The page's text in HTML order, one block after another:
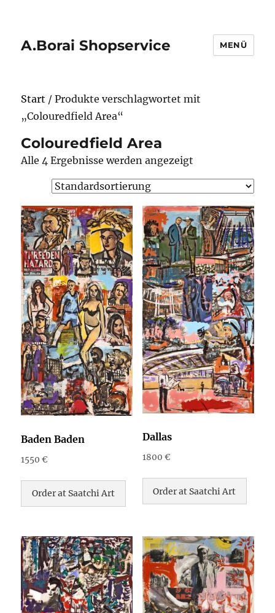
A.Borai Shopservice MENÜ
Start / Produkte verschlagwortet mit
„Colouredfield Area“
Colouredfield Area
Alle 4 Ergebnisse werden angezeigt
Baden Baden
1550€
Order at Saatchi Art
Dallas
1800 €
Order at Saatchi Art